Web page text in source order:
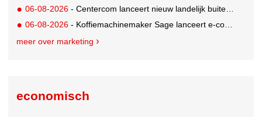
06-08-2026 - Centercom lanceert nieuw landelijk buitereclamenetwerk: City Cubes
06-08-2026 - Koffiemachinemaker Sage lanceert e-commerceplatform voor koffieliefhebbers
meer over marketing
economisch